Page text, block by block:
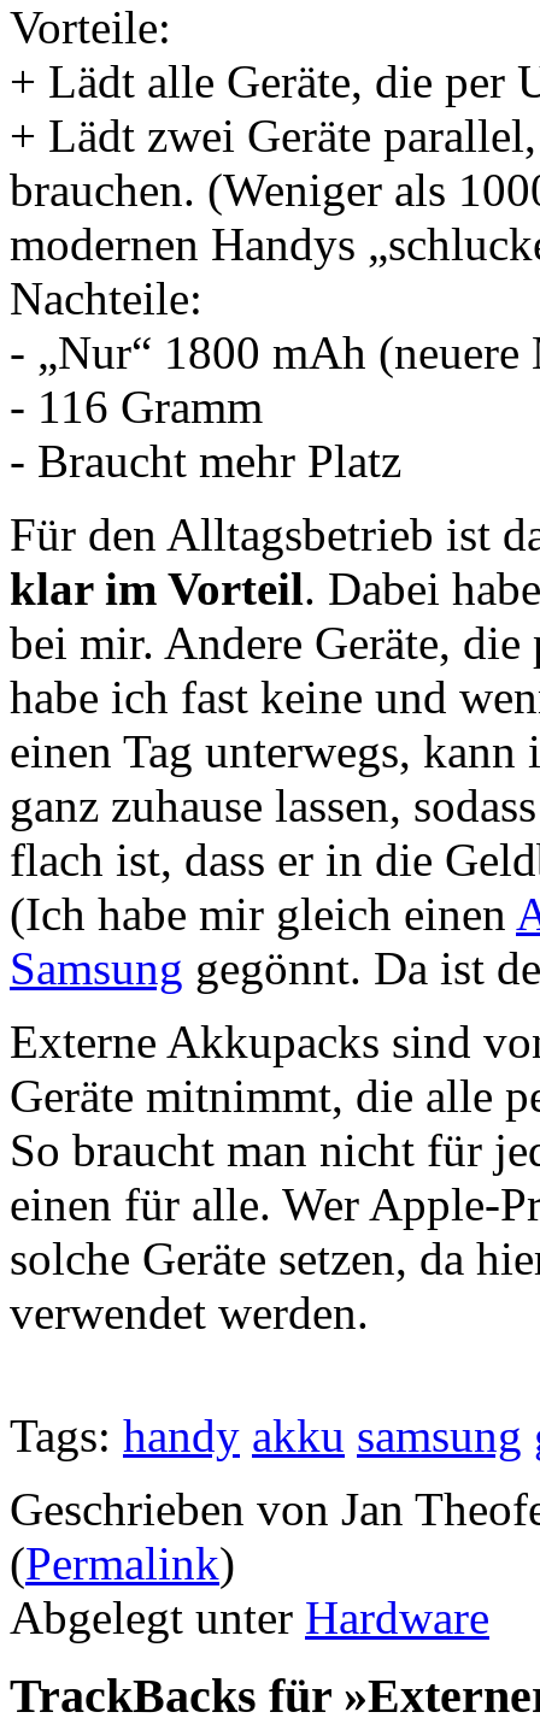
Vorteile:
+ Lädt alle Geräte, die per
+ Lädt zwei Geräte
brauchen. (Weniger als
modernen Handys
Nachteile:
- „Nur“ 1800 mAh
- 116 Gramm
- Braucht mehr Platz
Für den Alltagsbetrieb ist
klar im Vorteil. Dabei
bei mir. Andere Geräte, die
habe ich fast keine und
einen Tag unterwegs,
ganz zuhause lassen,
flach ist, dass er in die
(Ich habe mir gleich einen
Samsung gegönnt. Da ist
Externe Akkupacks sind
Geräte mitnimmt, die alle
So braucht man nicht für
einen für alle. Wer Apple-
solche Geräte setzen, da
verwendet werden.
Tags: handy akku samsung
Geschrieben von Jan
(Permalink)
Abgelegt unter Hardware
TrackBacks für